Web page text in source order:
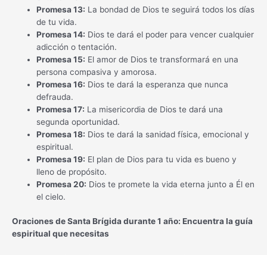
Promesa 13: La bondad de Dios te seguirá todos los días
de tu vida.
Promesa 14: Dios te dará el poder para vencer cualquier
adicción o tentación.
Promesa 15: El amor de Dios te transformará en una
persona compasiva y amorosa.
Promesa 16: Dios te dará la esperanza que nunca
defrauda.
Promesa 17: La misericordia de Dios te dará una
segunda oportunidad.
Promesa 18: Dios te dará la sanidad física, emocional y
espiritual.
Promesa 19: El plan de Dios para tu vida es bueno y
lleno de propósito.
Promesa 20: Dios te promete la vida eterna junto a Él en
el cielo.
Oraciones de Santa Brígida durante 1 año: Encuentra la guía
espiritual que necesitas